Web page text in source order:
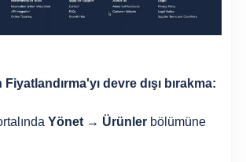
devre dışı bırakma:
Yönet → Ürünler bölümüne